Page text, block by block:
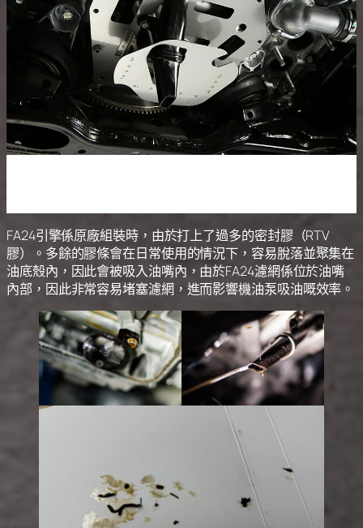
FA24引擎係原廠組裝時，由於打上了過多的密封膠（RTV
膠）。多餘的膠條會在日常使用的情況下，容易脫落並聚集在
油底殼內，因此會被吸入油嘴內，由於FA24濾網係位於油嘴
內部，因此非常容易堵塞濾網，進而影響機油泵吸油嘅效率。